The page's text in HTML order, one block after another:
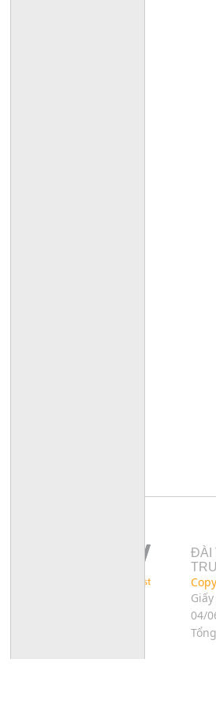
ĐÀI
04/